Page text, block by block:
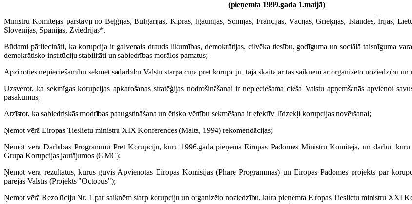
(pieņemta 1999.gada 1.maijā)
Ministru Komitejas pārstāvji no Beļģijas, Bulgārijas, Kipras, Igaunijas, Somijas, Francijas, Vācijas, Grieķijas, Islandes, Īrijas,
Slovēnijas, Spānijas, Zviedrijas*.
Būdami pārliecināti, ka korupcija ir galvenais drauds likumības, demokrātijas, cilvēka tiesību, godīguma un sociālā taisnīguma
demokrātisko institūciju stabilitāti un sabiedrības morālos pamatus;
Apzinoties nepieciešamību sekmēt sadarbību Valstu starpā cīņā pret korupciju, tajā skaitā ar tās saiknēm ar organizēto noziedzību un
Uzsverot, ka sekmīgas korupcijas apkarošanas stratēģijas nodrošināšanai ir nepieciešama cieša Valstu apņemšanās apvienot
pasākumus;
Atzīstot, ka sabiedriskās modrības paaugstināšana un ētisko vērtību sekmēšana ir efektīvi līdzekļi korupcijas novēršanai;
Ņemot vērā Eiropas Tieslietu ministru XIX Konferences (Malta, 1994) rekomendācijas;
Ņemot vērā Darbības Programmu Pret Korupciju, kuru 1996.gadā pieņēma Eiropas Padomes Ministru Komiteja, un darbu,
Grupa Korupcijas jautājumos (GMC);
Ņemot vērā rezultātus, kurus guvis Apvienotās Eiropas Komisijas (Phare Programmas) un Eiropas Padomes projekts par
pārejas Valstīs (Projekts "Octopus");
Ņemot vērā Rezolūciju Nr. 1 par saiknēm starp korupciju un organizēto noziedzību, kura pieņemta Eiropas Tieslietu ministru XXI